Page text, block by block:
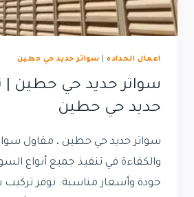
اعمال الحداده| سواتر حديد حي حطين
سواتر حديد حي حطين |
حديد حي حطين
سواتر حديد حي حطين ، مقاول
والكفاءة في تنفيذ جميع أنواع
جودة وأسعار مناسبة. نوفر تركيب